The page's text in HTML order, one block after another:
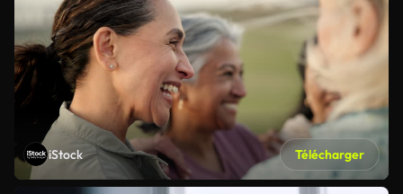
iStock Télécharger